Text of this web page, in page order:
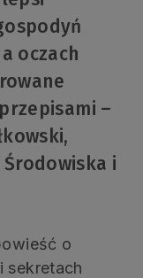
oczach
–
i
o
sekretach